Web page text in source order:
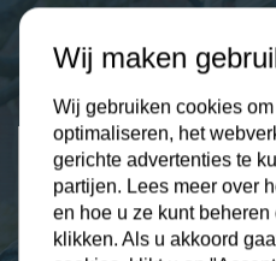
Plus Isolatie
Uw isolatie specialist
9,3
2274 klanten
Wij maken
Wij gebruiken cookies
optimaliseren, het
gerichte advertenties te
partijen. Lees meer over
en hoe u ze kunt
klikken. Als u akkoord